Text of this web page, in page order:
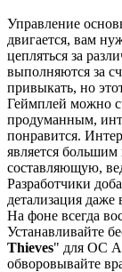
Управление
двигается, вам
цепляться за
выполняются за
привыкать, но
Геймплей можно
продуманным,
понравится.
является
составляющую,
Разработчики
детализация даже
На фоне всегда
Устанавливайте
Thieves" для ОС
обворовывайте